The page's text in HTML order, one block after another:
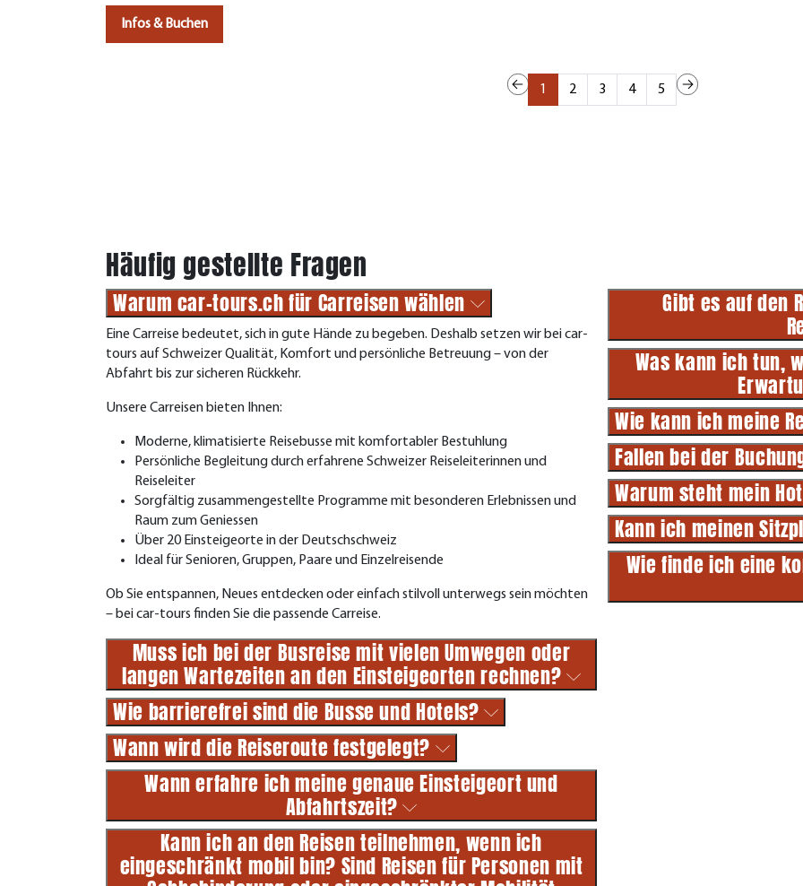
Infos & Buchen
1 2 3 4 5
Häufig gestellte Fragen
Warum car-tours.ch für Carreisen wählen
Eine Carreise bedeutet, sich in gute Hände zu begeben. Deshalb setzen wir bei car-
tours auf Schweizer Qualität, Komfort und persönliche Betreuung – von der
Abfahrt bis zur sicheren Rückkehr.
Unsere Carreisen bieten Ihnen:
Moderne, klimatisierte Reisebusse mit komfortabler Bestuhlung
Persönliche Begleitung durch erfahrene Schweizer Reiseleiterinnen und
Reiseleiter
Sorgfältig zusammengestellte Programme mit besonderen Erlebnissen und
Raum zum Geniessen
Über 20 Einsteigeorte in der Deutschschweiz
Ideal für Senioren, Gruppen, Paare und Einzelreisende
Ob Sie entspannen, Neues entdecken oder einfach stilvoll unterwegs sein möchten
– bei car-tours finden Sie die passende Carreise.
Muss ich bei der Busreise mit vielen Umwegen oder
langen Wartezeiten an den Einsteigeorten rechnen?
Wie barrierefrei sind die Busse und Hotels?
Wann wird die Reiseroute festgelegt?
Wann erfahre ich meine genaue Einsteigeort und
Abfahrtszeit?
Kann ich an den Reisen teilnehmen, wenn ich
eingeschränkt mobil bin? Sind Reisen für Personen mit
Gibt es auf den
Was kann ich tun,
Wie kann ich meine
Fallen bei der
Warum steht mein
Kann ich meinen
Wie finde ich eine